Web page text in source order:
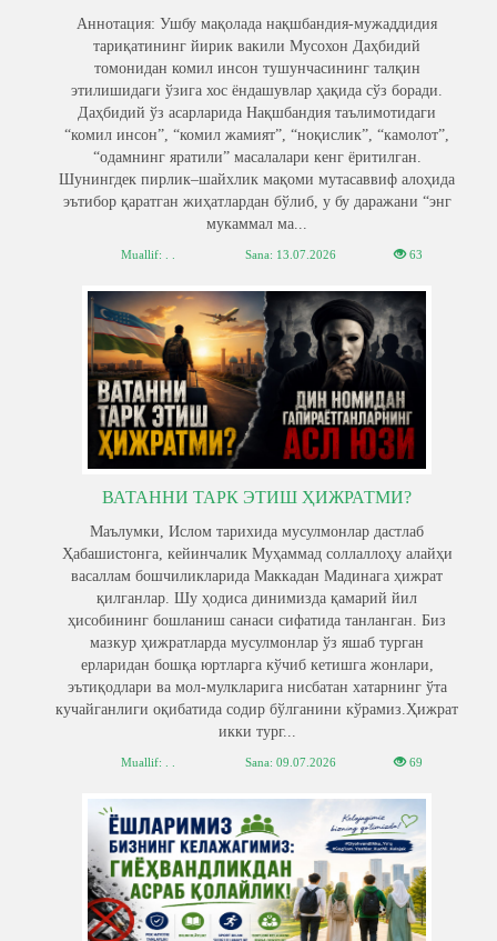
Аннотaция: Ушбу мақолада нақшбандия-мужаддидия
тариқатининг йирик вакили Мусохон Даҳбидий
томонидан комил инсон тушунчасининг талқин
этилишидаги ўзига хос ёндашувлар ҳақида сўз боради.
Даҳбидий ўз асарларида Нақшбандия таълимотидаги
“комил инсон”, “комил жамият”, “ноқислик”, “камолот”,
“одамнинг яратили” масалалари кенг ёритилган.
Шунингдек пирлик–шайхлик мақоми мутасаввиф алоҳида
эътибор қаратган жиҳатлардан бўлиб, у бу даражани “энг
мукаммал ма...
Muallif: . . Sana: 13.07.2026 63
ВАТАННИ ТАРК ЭТИШ ҲИЖРАТМИ?
Маълумки, Ислом тарихида мусулмонлар дастлаб
Ҳабашистонга, кейинчалик Муҳаммад соллаллоҳу алайҳи
васаллам бошчиликларида Маккадан Мадинага ҳижрат
қилганлар. Шу ҳодиса динимизда қамарий йил
ҳисобининг бошланиш санаси сифатида танланган. Биз
мазкур ҳижратларда мусулмонлар ўз яшаб турган
ерларидан бошқа юртларга кўчиб кетишга жонлари,
эътиқодлари ва мол-мулкларига нисбатан хатарнинг ўта
кучайганлиги оқибатида содир бўлганини кўрамиз.Ҳижрат
икки тург...
Muallif: . . Sana: 09.07.2026 69